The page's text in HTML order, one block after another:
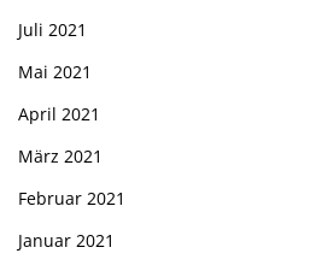
Juli 2021
Mai 2021
April 2021
März 2021
Februar 2021
Januar 2021